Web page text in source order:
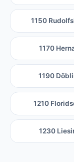
1150
1170
1190
1210
1230